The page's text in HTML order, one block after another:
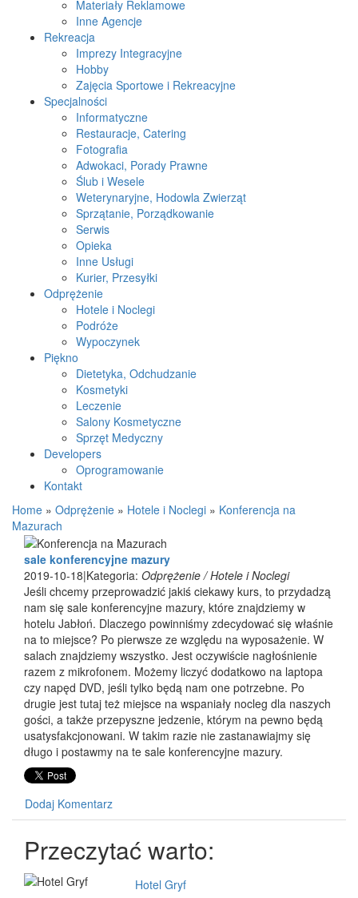
Materiały Reklamowe
Inne Agencje
Rekreacja
Imprezy Integracyjne
Hobby
Zajęcia Sportowe i Rekreacyjne
Specjalności
Informatyczne
Restauracje, Catering
Fotografia
Adwokaci, Porady Prawne
Ślub i Wesele
Weterynaryjne, Hodowla Zwierząt
Sprzątanie, Porządkowanie
Serwis
Opieka
Inne Usługi
Kurier, Przesyłki
Odprężenie
Hotele i Noclegi
Podróże
Wypoczynek
Piękno
Dietetyka, Odchudzanie
Kosmetyki
Leczenie
Salony Kosmetyczne
Sprzęt Medyczny
Developers
Oprogramowanie
Kontakt
Home » Odprężenie » Hotele i Noclegi » Konferencja na
Mazurach
sale konferencyjne mazury
2019-10-18|Kategoria: Odprężenie / Hotele i Noclegi
Jeśli chcemy przeprowadzić jakiś ciekawy kurs, to przydadzą
nam się sale konferencyjne mazury, które znajdziemy w
hotelu Jabłoń. Dlaczego powinniśmy zdecydować się właśnie
na to miejsce? Po pierwsze ze względu na wyposażenie. W
salach znajdziemy wszystko. Jest oczywiście nagłośnienie
razem z mikrofonem. Możemy liczyć dodatkowo na laptopa
czy napęd DVD, jeśli tylko będą nam one potrzebne. Po
drugie jest tutaj też miejsce na wspaniały nocleg dla naszych
gości, a także przepyszne jedzenie, którym na pewno będą
usatysfakcjonowani. W takim razie nie zastanawiajmy się
długo i postawmy na te sale konferencyjne mazury.
Dodaj Komentarz
Przeczytać warto:
Hotel Gryf